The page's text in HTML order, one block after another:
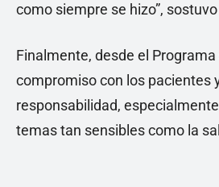
como siempre se hizo”,
Finalmente, desde el Programa
compromiso con los pacientes
responsabilidad,
temas tan sensibles como la